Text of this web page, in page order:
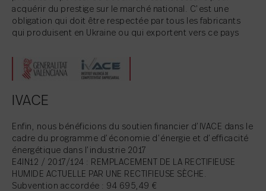
acquérir du prestige sur le marché national. C’est une
obligation qui doit être respectée par tous les fabricants
qui produisent en Ukraine ou qui exportent vers ce pays
IVACE
Enfin, nous bénéficions du soutien financier d’IVACE dans le
cadre du programme d’économie d’énergie et d’efficacité
énergétique dans l’industrie 2017
E4IN12 / 2017/124 : REMPLACEMENT DE LA RECTIFIEUSE
HUMIDE ACTUELLE PAR UNE RECTIFIEUSE SÈCHE.
Subvention accordée : 94 695,49 €